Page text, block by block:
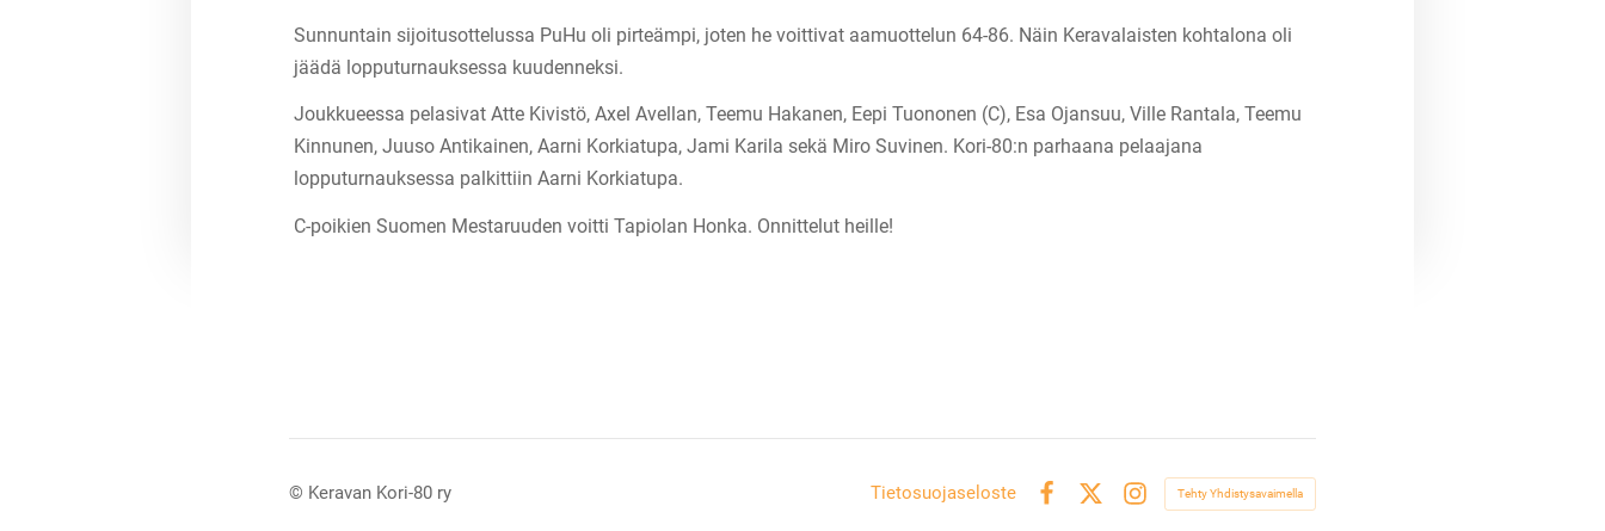
Sunnuntain sijoitusottelussa PuHu oli pirteämpi, joten he voittivat aamuottelun 64-86. Näin Keravalaisten kohtalona oli
jäädä lopputurnauksessa kuudenneksi.
Joukkueessa pelasivat Atte Kivistö, Axel Avellan, Teemu Hakanen, Eepi Tuononen (C), Esa Ojansuu, Ville Rantala, Teemu
Kinnunen, Juuso Antikainen, Aarni Korkiatupa, Jami Karila sekä Miro Suvinen. Kori-80:n parhaana pelaajana
lopputurnauksessa palkittiin Aarni Korkiatupa.
C-poikien Suomen Mestaruuden voitti Tapiolan Honka. Onnittelut heille!
© Keravan Kori-80 ry
Tietosuojaseloste
Instagram
Tehty Yhdistysavaimella